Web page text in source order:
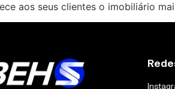
aos seus clientes o imobiliário